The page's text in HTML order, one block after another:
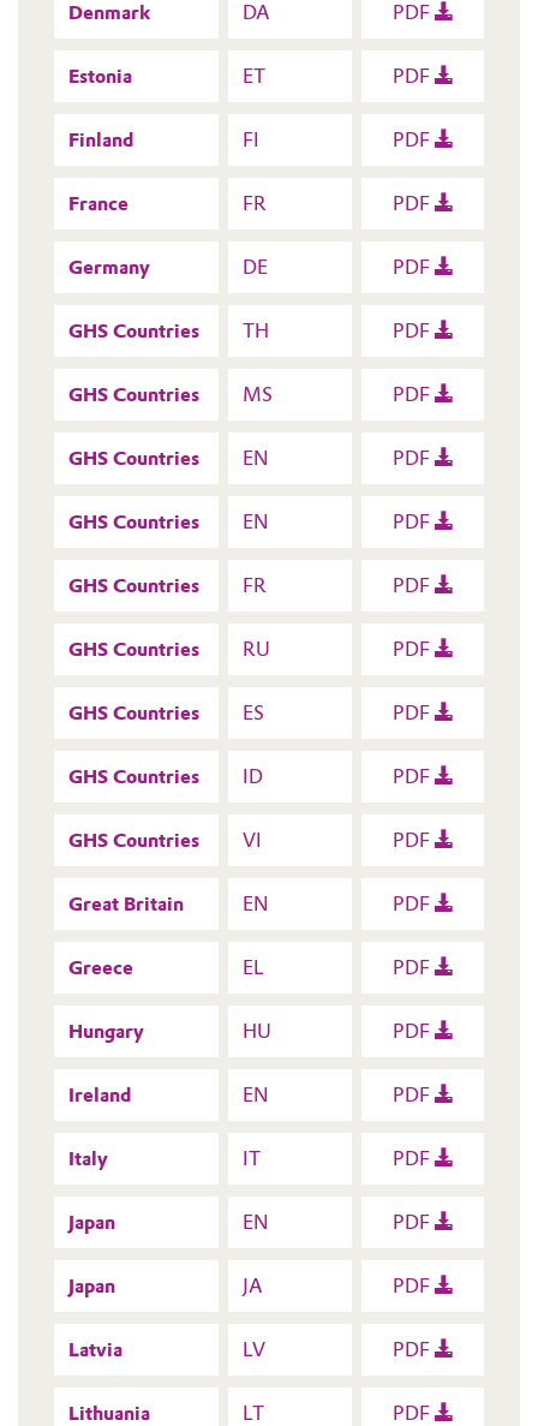
Denmark DA PDF
Estonia ET PDF
Finland FI PDF
France FR PDF
Germany DE PDF
GHS Countries TH PDF
GHS Countries MS PDF
GHS Countries EN PDF
GHS Countries EN PDF
GHS Countries FR PDF
GHS Countries RU PDF
GHS Countries ES PDF
GHS Countries ID PDF
GHS Countries VI PDF
Great Britain EN PDF
Greece EL PDF
Hungary HU PDF
Ireland EN PDF
Italy IT PDF
Japan EN PDF
Japan JA PDF
Latvia LV PDF
Lithuania LT PDF